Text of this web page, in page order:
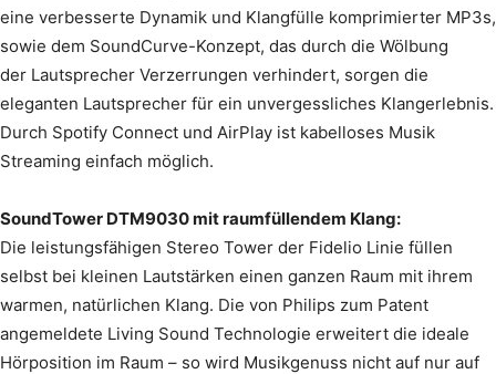
eine verbesserte Dynamik und Klangfülle komprimierter MP3s,
sowie dem SoundCurve-Konzept, das durch die Wölbung
der Lautsprecher Verzerrungen verhindert, sorgen die
eleganten Lautsprecher für ein unvergessliches Klangerlebnis.
Durch Spotify Connect und AirPlay ist kabelloses Musik
Streaming einfach möglich.
SoundTower DTM9030 mit raumfüllendem Klang:
Die leistungsfähigen Stereo Tower der Fidelio Linie füllen
selbst bei kleinen Lautstärken einen ganzen Raum mit ihrem
warmen, natürlichen Klang. Die von Philips zum Patent
angemeldete Living Sound Technologie erweitert die ideale
Hörposition im Raum – so wird Musikgenuss nicht auf nur auf